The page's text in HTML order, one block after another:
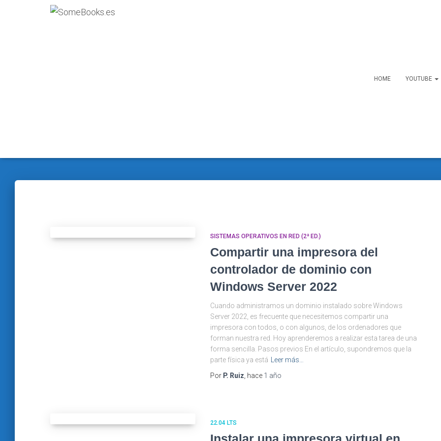
HOME YOUTUBE
SISTEMAS OPERATIVOS EN RED (2ª ED.)
Compartir una impresora del
controlador de dominio con
Windows Server 2022
Cuando administramos un dominio instalado sobre Windows
Server 2022, es frecuente que necesitemos compartir una
impresora con todos, o con algunos, de los ordenadores que
forman nuestra red. Hoy aprenderemos a realizar esta tarea de una
forma sencilla. Pasos previos En el artículo, supondremos que la
parte física ya está
Leer más…
Por P. Ruiz , hace 1 año
22.04 LTS